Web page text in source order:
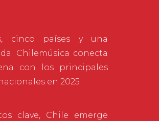
cinco países y una
Chilemúsica conecta
con los principales
en 2025
clave, Chile emerge